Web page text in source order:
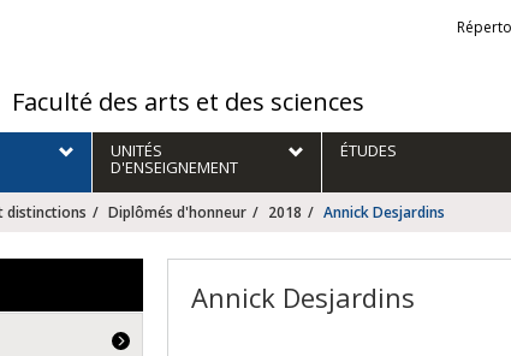
/Faculté des arts et des sciences
Liens
UNITÉS
D'ENSEIGNEMENT
ÉTUDES
distinctions Diplômés d'honneur 2018 Annick Desjardins
Annick Desjardins